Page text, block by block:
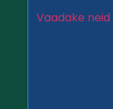
Vaadake neid